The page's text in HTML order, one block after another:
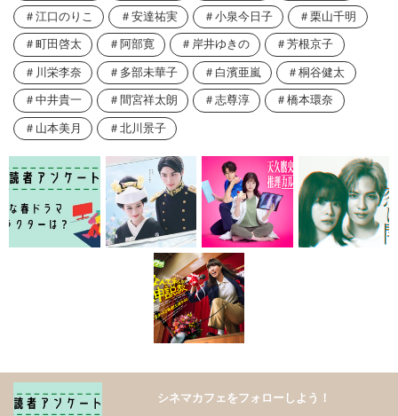
江口のりこ 安達祐実 小泉今日子 栗山千明
町田啓太 阿部寛 岸井ゆきの 芳根京子
川栄李奈 多部未華子 白濱亜嵐 桐谷健太
中井貴一 間宮祥太朗 志尊淳 橋本環奈
山本美月 北川景子
シネマカフェをフォローしよう！